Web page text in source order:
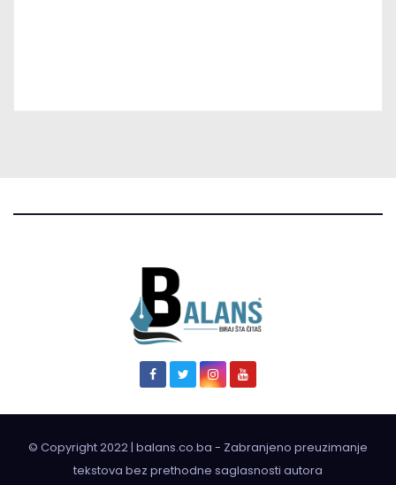
© Copyright 2022 | balans.co.ba - Zabranjeno preuzimanje
tekstova bez prethodne saglasnosti autora